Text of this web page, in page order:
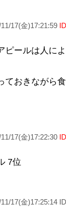
17(金)17:21:59
ピールは人に
ておきながら
17(金)17:22:30
7位
17(金)17:25:14